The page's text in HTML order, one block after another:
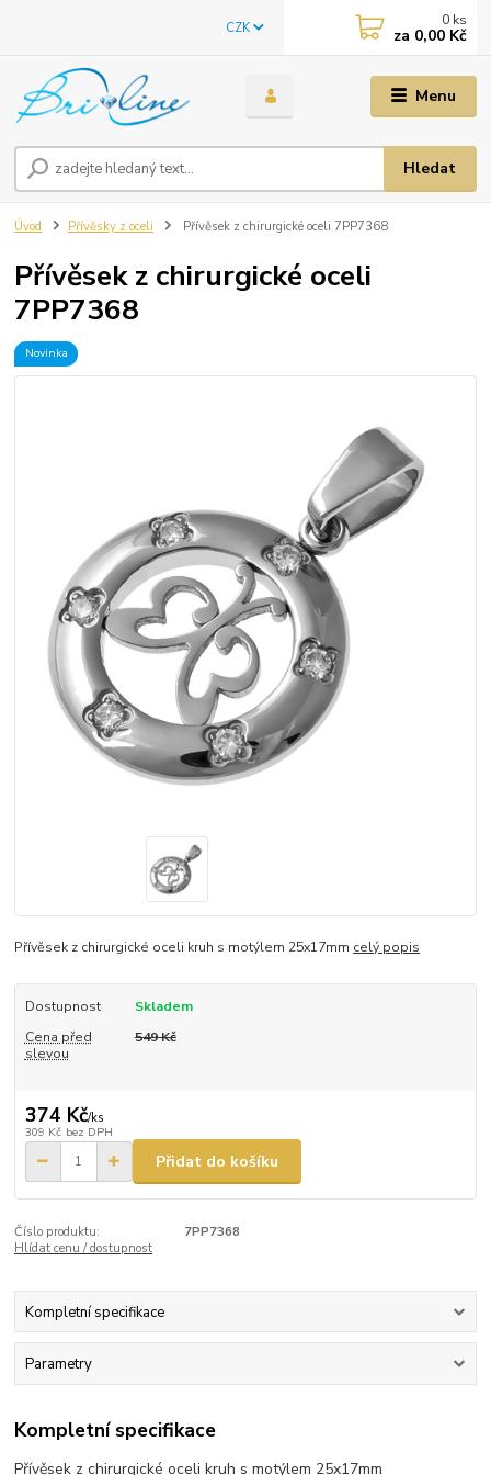
Menu
CZK
Hledat
0 ks
za 0,00 Kč
Úvod Přívěsky z oceli Přívěsek z chirurgické oceli 7PP7368
Přívěsek z chirurgické oceli
7PP7368
Novinka
Přívěsek z chirurgické oceli kruh s motýlem 25x17mm celý popis
Dostupnost
Skladem
Cena před
slevou
549 Kč
374 Kč/ks
309 Kč bez DPH
Přidat do košíku
Číslo produktu:
7PP7368
Hlídat cenu / dostupnost
Kompletní specifikace
Parametry
Kompletní specifikace
Přívěsek z chirurgické oceli kruh s motýlem 25x17mm